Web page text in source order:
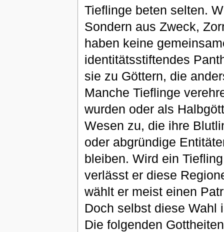
Tieflinge beten selten.
Sondern aus Zweck,
haben keine
identitätsstiftendes
sie zu Göttern, die
Manche Tieflinge
wurden oder als
Wesen zu, die ihre
oder abgründige
bleiben. Wird ein
verlässt er diese
wählt er meist einen
Doch selbst diese Wahl
Die folgenden